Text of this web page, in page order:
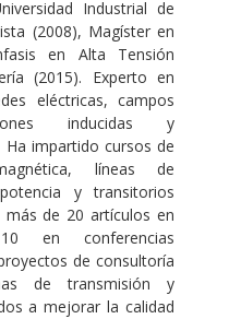
Industrial de
(2008), Magíster en
en Alta Tensión
(2015). Experto en
eléctricas, campos
inducidas y
impartido cursos de
líneas de
y transitorios
de 20 artículos en
en conferencias
de consultoría
de transmisión y
a mejorar la calidad